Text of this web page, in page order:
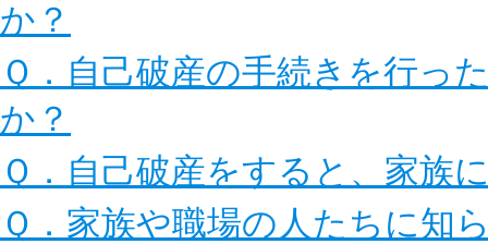
か？
Ｑ．自己破産の手続きを行っ
か？
Ｑ．自己破産をすると、家族
Ｑ．家族や職場の人たちに知